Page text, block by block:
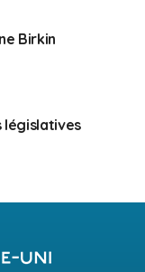
Birkin
législatives